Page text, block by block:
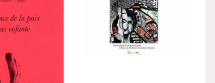
C.
L’évidence
Les crises
ivoiriennes de
Joakim Afoutni